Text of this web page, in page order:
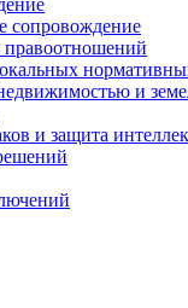
сопровождение
и
и защита